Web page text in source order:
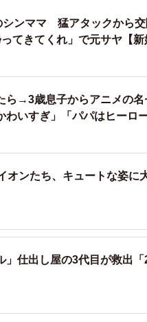
２匹の黒猫が行き先を守ってく
林寺提供）
も！「愛嬌があっていい
りと、みなさん、とても
シンママ 猛アタックから
てきてくれ」で元サヤ【新
ら→3歳息子からアニメの名
いすぎ」「パパはヒーロー
オンたち、キュートな姿に
」仕出し屋の3代目が救出